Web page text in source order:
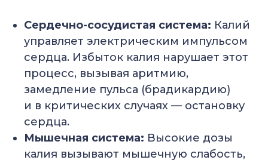
Сердечно-сосудистая система: Калий
управляет электрическим импульсом
сердца. Избыток калия нарушает этот
процесс, вызывая аритмию,
замедление пульса (брадикардию)
и в критических случаях — остановку
сердца.
Мышечная система: Высокие дозы
калия вызывают мышечную слабость,